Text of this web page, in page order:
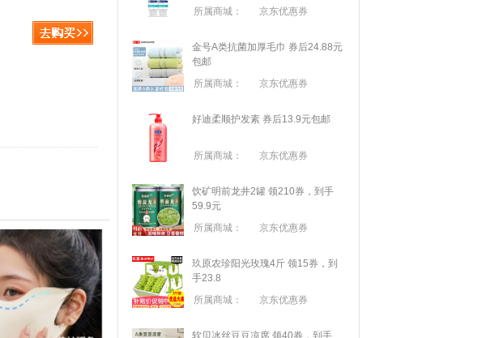
所属商城：
京东优惠券
金号A类抗菌加厚毛巾 券后24.88元
包邮
所属商城：
京东优惠券
好迪柔顺护发素 券后13.9元包邮
所属商城： 京东优惠券
饮矿明前龙井2罐 领210券，到手
59.9元
所属商城：
京东优惠券
玖原农珍阳光玫瑰4斤 领15券，到
手23.8
所属商城：
京东优惠券
软贝冰丝豆豆凉席 领40券，到手